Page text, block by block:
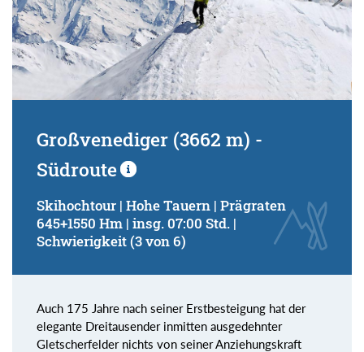
Großvenediger (3662 m) -
Südroute
Skihochtour | Hohe Tauern | Prägraten
645+1550 Hm | insg. 07:00 Std. |
Schwierigkeit (3 von 6)
Auch 175 Jahre nach seiner Erstbesteigung hat der
elegante Dreitausender inmitten ausgedehnter
Gletscherfelder nichts von seiner Anziehungskraft